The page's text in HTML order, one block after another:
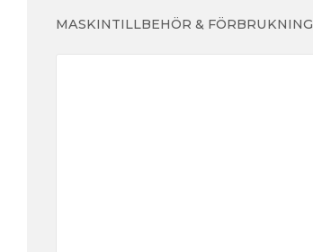
MASKINTILLBEHÖR & FÖRBRUKNING